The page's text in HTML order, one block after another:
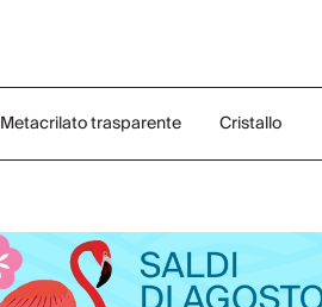
Metacrilato trasparente Cristallo